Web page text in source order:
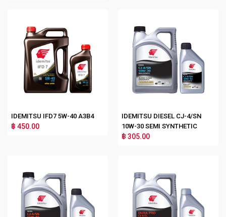
IDEMITSU IFD7 5W-40 A3B4
฿ 450.00
IDEMITSU DIESEL CJ-4/SN
10W-30 SEMI SYNTHETIC
฿ 305.00